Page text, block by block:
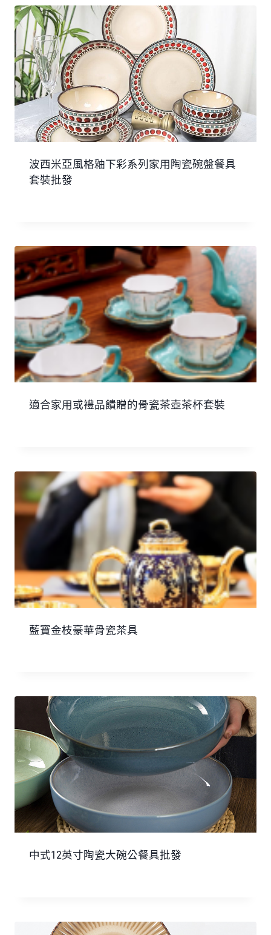
波西米亞風格釉下彩系列家用陶瓷碗盤餐具
套裝批發
適合家用或禮品饋贈的骨瓷茶壺茶杯套裝
藍寶金枝豪華骨瓷茶具
中式12英寸陶瓷大碗公餐具批發